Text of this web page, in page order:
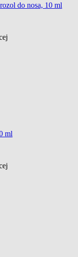
do nosa, 10 ml
ml